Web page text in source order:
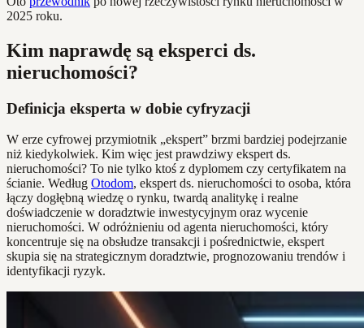
2025 roku.
Kim naprawdę są eksperci ds.
nieruchomości?
Definicja eksperta w dobie cyfryzacji
W erze cyfrowej przymiotnik „ekspert” brzmi bardziej podejrzanie
niż kiedykolwiek. Kim więc jest prawdziwy ekspert ds.
nieruchomości? To nie tylko ktoś z dyplomem czy certyfikatem na
ścianie. Według Otodom, ekspert ds. nieruchomości to osoba, która
łączy dogłębną wiedzę o rynku, twardą analitykę i realne
doświadczenie w doradztwie inwestycyjnym oraz wycenie
nieruchomości. W odróżnieniu od agenta nieruchomości, który
koncentruje się na obsłudze transakcji i pośrednictwie, ekspert
skupia się na strategicznym doradztwie, prognozowaniu trendów i
identyfikacji ryzyk.